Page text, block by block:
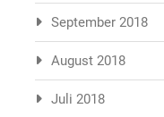
September 2018
August 2018
Juli 2018